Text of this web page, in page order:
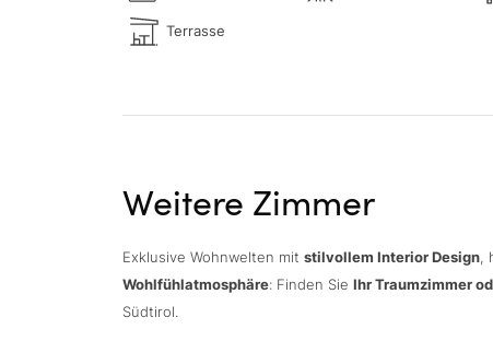
Terrasse
Weitere Zimmer
Exklusive Wohnwelten mit stilvollem Interior Design,
Wohlfühlatmosphäre: Finden Sie Ihr Traumzimmer
Südtirol.